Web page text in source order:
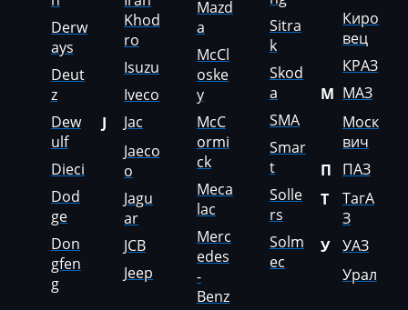
Liebherr
Lifan
Lincoln
Linde
Linder
LinkBelt
LiuGong
Logset
LS
Derw
ays
Deut
z
Dew
ulf
Dieci
Dod
ge
Don
gfen
g
Khod
ro
Isuzu
Iveco
J
Jac
Jaeco
o
Jagu
ar
JCB
Jeep
Mazd
a
McCl
oske
y
McC
ormi
ck
Meca
lac
Merc
edes
-
Benz
Sitra
k
Skod
a
SMA
Smar
t
Solle
rs
Solm
ec
Киро
вец
КРАЗ
М МАЗ
Моск
вич
П
ПАЗ
Т
ТагА
З
У
УАЗ
Урал